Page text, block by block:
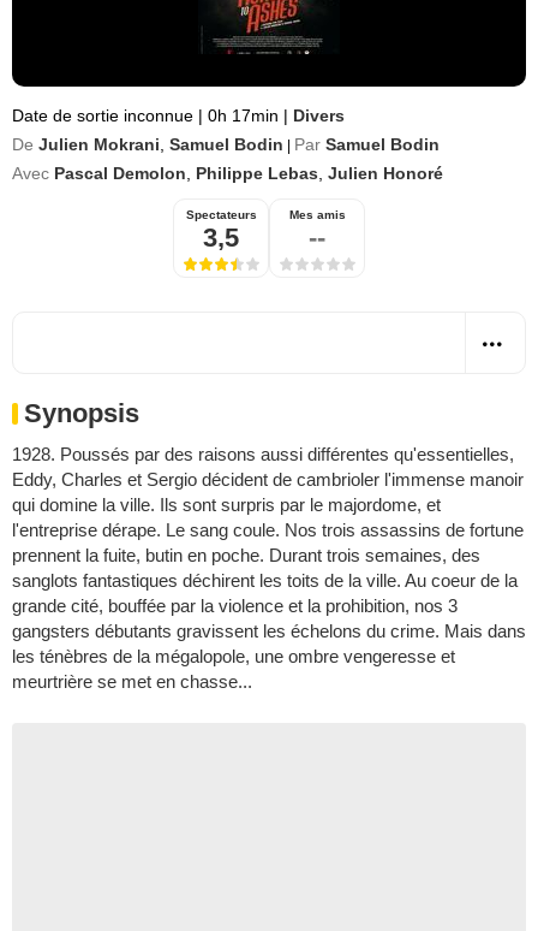
Date de sortie inconnue | 0h 17min | Divers
De Julien Mokrani Samuel Bodin Par Samuel Bodin
Avec Pascal Demolon Philippe Lebas Julien Honoré
Spectateurs
3,5
Mes amis
--
Synopsis
1928. Poussés par des raisons aussi différentes qu'essentielles,
Eddy, Charles et Sergio décident de cambrioler l'immense manoir
qui domine la ville. Ils sont surpris par le majordome, et
l'entreprise dérape. Le sang coule. Nos trois assassins de fortune
prennent la fuite, butin en poche. Durant trois semaines, des
sanglots fantastiques déchirent les toits de la ville. Au coeur de la
grande cité, bouffée par la violence et la prohibition, nos 3
gangsters débutants gravissent les échelons du crime. Mais dans
les ténèbres de la mégalopole, une ombre vengeresse et
meurtrière se met en chasse...